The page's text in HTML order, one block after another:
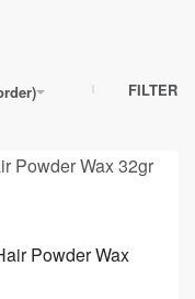
FILTER
Powder Wax